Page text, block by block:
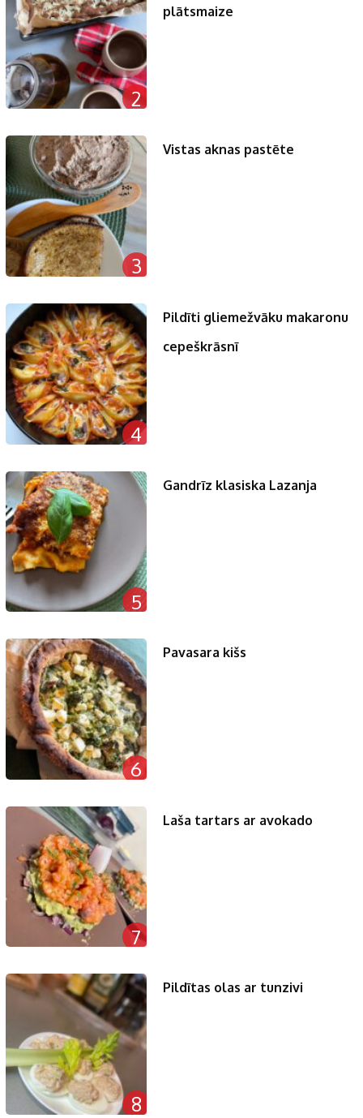
2
plātsmaize
3
Vistas aknas pastēte
4
Pildīti gliemežvāku makaronu
cepeškrāsnī
5
Gandrīz klasiska Lazanja
6
Pavasara kišs
7
Laša tartars ar avokado
8
Pildītas olas ar tunzivi